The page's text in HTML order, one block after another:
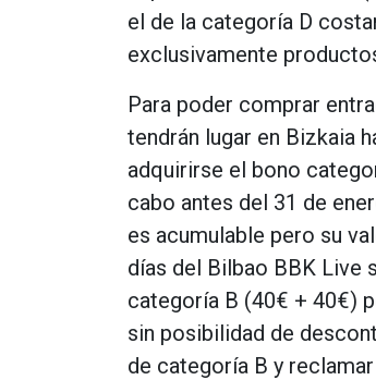
el de la categoría D
exclusivamente
Para poder comprar
tendrán lugar en Bizkaia
adquirirse el bono
cabo antes del 31 de
es acumulable pero su
días del Bilbao BBK Live
categoría B (40€ + 40€)
sin posibilidad de
de categoría B y